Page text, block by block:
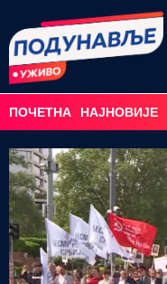
ПОЧЕТНА НАЈНОВИЈЕ